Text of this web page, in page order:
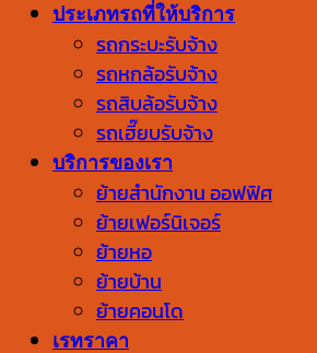
ประเภทรถที่ให้บริการ
รถกระบะรับจ้าง
รถหกล้อรับจ้าง
รถสิบล้อรับจ้าง
รถเฮี๊ยบรับจ้าง
บริการของเรา
ย้ายสำนักงาน ออฟฟิศ
ย้ายเฟอร์นิเจอร์
ย้ายหอ
ย้ายบ้าน
ย้ายคอนโด
เรทราคา